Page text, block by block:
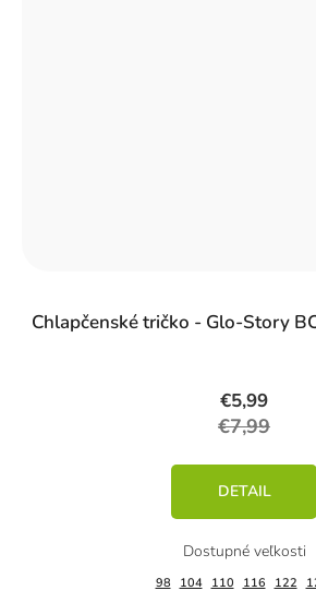
Chlapčenské tričko - Glo-Story
€5,99
€7,99
DETAIL
98 104 110 116 122